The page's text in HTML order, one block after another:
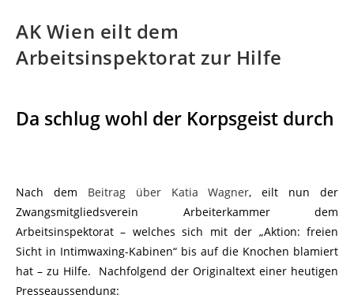
AK Wien eilt dem
Arbeitsinspektorat zur Hilfe
Da schlug wohl der Korpsgeist durch
Nach dem Beitrag über Katia Wagner, eilt nun der
Zwangsmitgliedsverein Arbeiterkammer dem
Arbeitsinspektorat – welches sich mit der „Aktion: freien
Sicht in Intimwaxing-Kabinen“ bis auf die Knochen blamiert
hat – zu Hilfe. Nachfolgend der Originaltext einer heutigen
Presseaussendung: